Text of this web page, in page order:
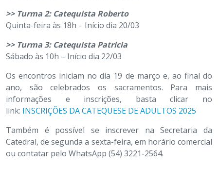
>> Turma 2: Catequista Roberto
Quinta-feira às 18h – Início dia 20/03
>> Turma 3: Catequista Patricia
Sábado às 10h – Início dia 22/03
Os encontros iniciam no dia 19 de março e, ao final do
ano, são celebrados os sacramentos. Para mais
informações e inscrições, basta clicar no
link: INSCRIÇÕES DA CATEQUESE DE ADULTOS 2025
Também é possível se inscrever na Secretaria da
Catedral, de segunda a sexta-feira, em horário comercial
ou contatar pelo WhatsApp (54) 3221-2564.